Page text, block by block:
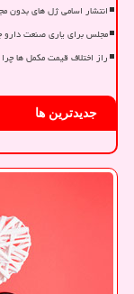
انتشار اسامی ژل های
مجلس برای یاری صنعت
راز اختلاف قیمت مکمل ها
جدیدترین ها